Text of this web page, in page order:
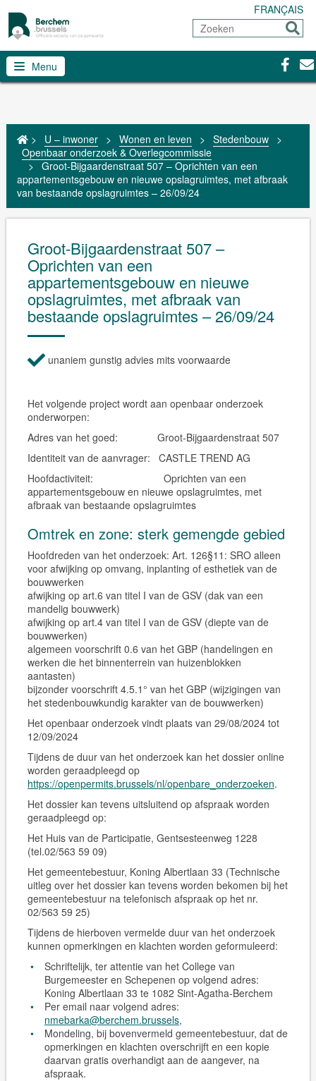
FRANÇAIS
Zoeken
Sturen
Menu
> U – inwoner > Wonen en leven > Stedenbouw
>
Openbaar onderzoek & Overlegcommissie
> Groot-Bijgaardenstraat 507 – Oprichten van een
appartementsgebouw en nieuwe opslagruimtes, met afbraak
van bestaande opslagruimtes – 26/09/24
Groot-Bijgaardenstraat 507 –
Oprichten van een
appartementsgebouw en nieuwe
opslagruimtes, met afbraak van
bestaande opslagruimtes – 26/09/24
unaniem gunstig advies mits voorwaarde
Het volgende project wordt aan openbaar onderzoek
onderworpen:
Adres van het goed: Groot-Bijgaardenstraat 507
Identiteit van de aanvrager: CASTLE TREND AG
Hoofdactiviteit: Oprichten van een
appartementsgebouw en nieuwe opslagruimtes, met
afbraak van bestaande opslagruimtes
Omtrek en zone: sterk gemengde gebied
Hoofdreden van het onderzoek: Art. 126§11: SRO alleen
voor afwijking op omvang, inplanting of esthetiek van de
bouwwerken
afwijking op art.6 van titel I van de GSV (dak van een
mandelig bouwwerk)
afwijking op art.4 van titel I van de GSV (diepte van de
bouwwerken)
algemeen voorschrift 0.6 van het GBP (handelingen en
werken die het binnenterrein van huizenblokken
aantasten)
bijzonder voorschrift 4.5.1° van het GBP (wijzigingen van
het stedenbouwkundig karakter van de bouwwerken)
Het openbaar onderzoek vindt plaats van 29/08/2024 tot
12/09/2024
Tijdens de duur van het onderzoek kan het dossier online
worden geraadpleegd op
https://openpermits.brussels/nl/openbare_onderzoeken.
Het dossier kan tevensuitsluitend op afspraak worden
geraadpleegd op:
Het Huis van de Participatie, Gentsesteenweg 1228
(tel.02/563 59 09)
Het gemeentebestuur, Koning Albertlaan 33 (Technische
uitleg over het dossier kan tevens worden bekomen bij het
gemeentebestuur na telefonisch afspraak op het nr.
02/563 59 25)
Tijdens de hierboven vermelde duur van het onderzoek
kunnen opmerkingen en klachten worden geformuleerd:
Schriftelijk, ter attentie van het College van
Burgemeester en Schepenen op volgend adres:
Koning Albertlaan 33 te 1082 Sint-Agatha-Berchem
Per email naar volgend adres:
nmebarka@berchem.brussels,
Mondeling, bij bovenvermeld gemeentebestuur, dat de
opmerkingen en klachten overschrijft en een kopie
daarvan gratis overhandigt aan de aangever, na
afspraak.